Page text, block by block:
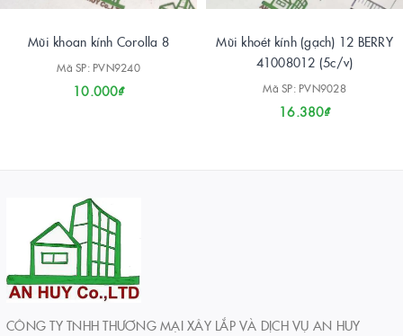
Mũi khoan kính Corolla 8
Mã SP: PVN9240
10.000₫
Mũi khoét kính (gạch) 12 BERRY
41008012 (5c/v)
Mã SP: PVN9028
16.380₫
CÔNG TY TNHH THƯƠNG MẠI XÂY LẮP VÀ DỊCH VỤ AN HUY